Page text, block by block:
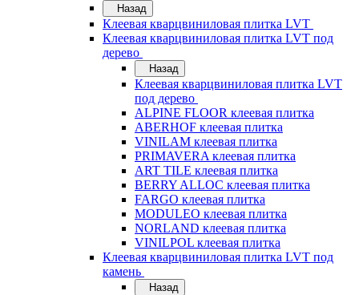
Назад
Клеевая кварцвиниловая плитка LVT
Клеевая кварцвиниловая плитка LVT под
дерево
Назад
Клеевая кварцвиниловая плитка LVT
под дерево
ALPINE FLOOR клеевая плитка
ABERHOF клеевая плитка
VINILAM клеевая плитка
PRIMAVERA клеевая плитка
ART TILE клеевая плитка
BERRY ALLOC клеевая плитка
FARGO клеевая плитка
MODULEO клеевая плитка
NORLAND клеевая плитка
VINILPOL клеевая плитка
Клеевая кварцвиниловая плитка LVT под
камень
Назад